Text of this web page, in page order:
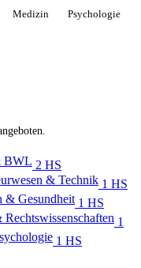
Medizin Psychologie
BWL 2 HS
& Technik 1 HS
& Gesundheit 1 HS
Rechtswissenschaften 1
1 HS